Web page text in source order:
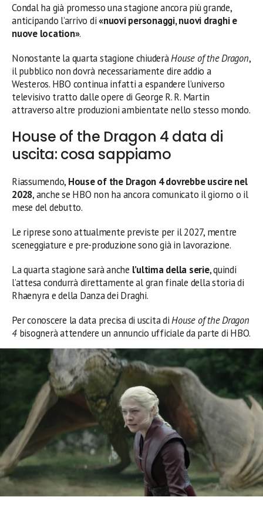
Condal ha già promesso una stagione ancora più grande,
anticipando l’arrivo di«nuovi personaggi, nuovi draghi e
nuove location».
Nonostante la quarta stagione chiuderàHouse of the Dragon,
il pubblico non dovrà necessariamente dire addio a
Westeros. HBO continua infatti a espandere l’universo
televisivo tratto dalle opere di George R. R. Martin
attraverso altre produzioni ambientate nello stesso mondo.
House of the Dragon 4 data di
uscita: cosa sappiamo
Riassumendo, House of the Dragon 4 dovrebbe uscire nel
2028, anche se HBO non ha ancora comunicato il giorno o il
mese del debutto.
Le riprese sono attualmente previste per il 2027, mentre
sceneggiature e pre-produzione sono già in lavorazione.
La quarta stagione sarà anche l’ultima della serie, quindi
l’attesa condurrà direttamente al gran finale della storia di
Rhaenyra e della Danza dei Draghi.
Per conoscere la data precisa di uscita diHouse of the Dragon
4bisognerà attendere un annuncio ufficiale da parte di HBO.